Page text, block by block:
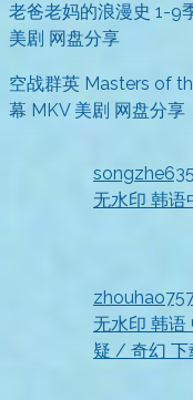
老爸老妈的浪漫史 1-9
美剧 网盘分享
空战群英 Masters of
幕 MKV 美剧 网盘分享
无水印 韩
无水印 韩
疑 / 奇幻 下